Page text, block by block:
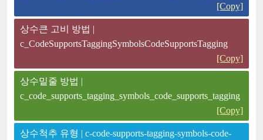
[Copy]
상수큰 고비 방법 |
c_CodeSupportsTaggingSymbolsCodeSupportsTagging
[Copy]
상수밑줄 방법 |
c_code_supports_tagging_symbols_code_supports_tagging
[Copy]
상수척추 유형 | c-code-supports-tagging-symbols-code-